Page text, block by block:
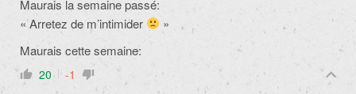
Maurais la semaine passé:
« Arretez de m’intimider
»
Maurais cette semaine:
20 -1